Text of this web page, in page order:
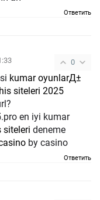
Ответить
0
kumar oyunlarД±
siteleri 2025
en iyi kumar
siteleri deneme
by casino
Ответить